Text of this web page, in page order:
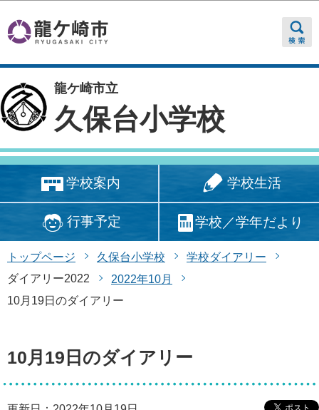
龍ケ崎市立
久保台小学校
学校案内 学校生活
行事予定 学校／学年だより
トップページ 久保台小学校
学校ダイアリー
ダイアリー2022
2022年10月
10月19日のダイアリー
10月19日のダイアリー